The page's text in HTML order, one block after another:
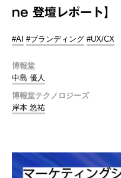
ne 登壇レポート】
#AI #ブランディング #UX/CX
博報堂
中島 優人
博報堂テクノロジーズ
岸本 悠祐